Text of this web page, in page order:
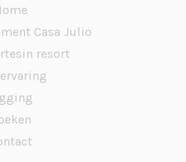
Casa Julio
resort